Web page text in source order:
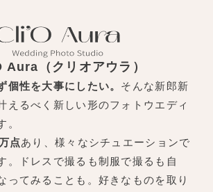
Aura（クリオアウラ）
個性を大事にしたい。 そんな新郎新
えるべく新しい形のフォトウエディ
。
点あり、様々なシチュエーションで
。ドレスで撮るも制服で撮るも自
ってみることも。好きなものを取り